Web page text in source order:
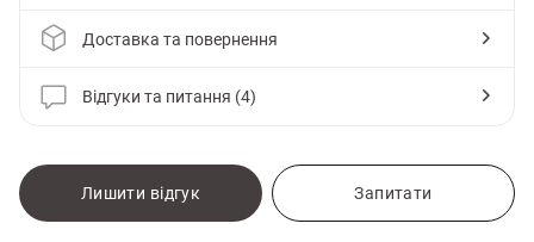
Доставка та повернення
Відгуки та питання (4)
Лишити відгук Запитати